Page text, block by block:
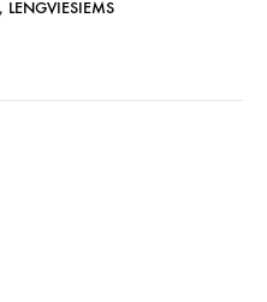
, LENGVIESIEMS